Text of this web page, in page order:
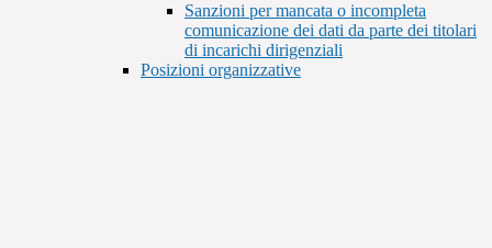
Sanzioni per mancata o incompleta
comunicazione dei dati da parte dei titolari
di incarichi dirigenziali
Posizioni organizzative